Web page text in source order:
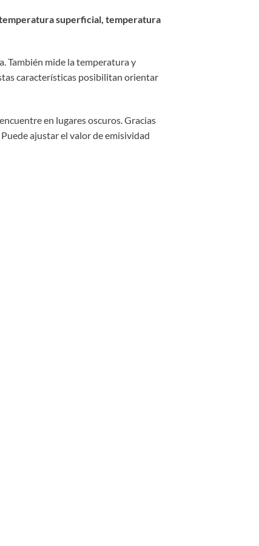
superficial, temperatura
También mide la temperatura y
características posibilitan orientar
en lugares oscuros. Gracias
ajustar el valor de emisividad